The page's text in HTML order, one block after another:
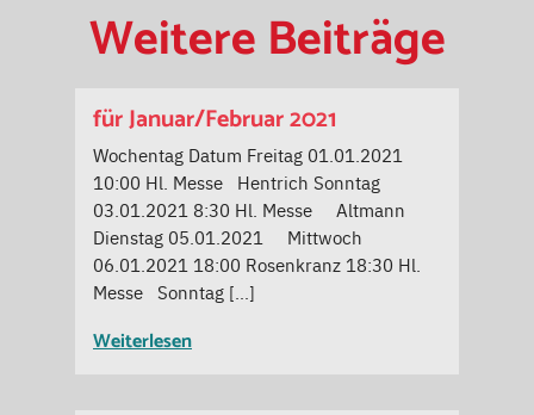
Weitere Beiträge
für Januar/Februar 2021
Wochentag Datum Freitag 01.01.2021
10:00 Hl. Messe Hentrich Sonntag
03.01.2021 8:30 Hl. Messe Altmann
Dienstag 05.01.2021 Mittwoch
06.01.2021 18:00 Rosenkranz 18:30 Hl.
Messe Sonntag […]
Weiterlesen